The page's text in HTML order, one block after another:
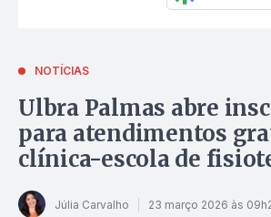
NOTÍCIAS
Ulbra Palmas abre
para atendimentos
clínica-escola de
Júlia Carvalho 23 março 2026 às